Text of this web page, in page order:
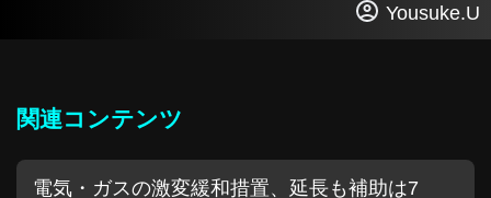
Yousuke.U
関連コンテンツ
電気・ガスの激変緩和措置、延長も補助は7